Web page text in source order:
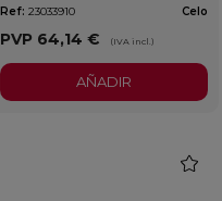
Ref: 23033910 Celo
PVP 64,14 € (IVA incl.)
AÑADIR